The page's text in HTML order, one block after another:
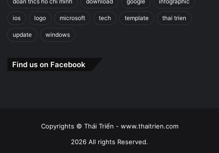
ios logo microsoft tech template thai trien
update windows
Find us on Facebook
Copyrights © Thái Triển - www.thaitrien.com
2026 All rights Reserved.